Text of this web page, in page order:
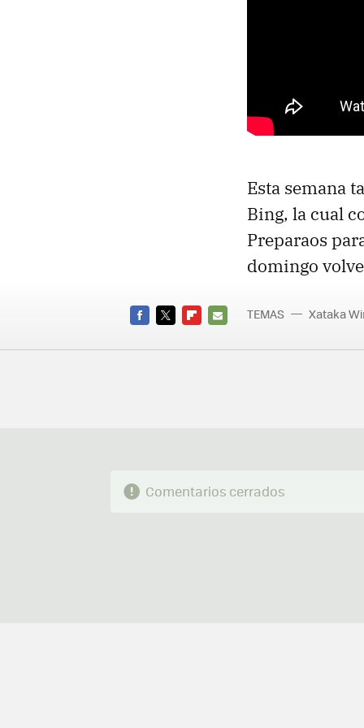
Esta semana
Bing, la cual
Preparaos
domingo
MAIL
TEMAS Xataka
Comentarios cerrados